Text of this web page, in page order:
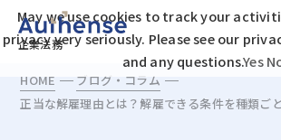
企業法務
HOME
ブログ・コラム
正当な解雇理由とは？解雇できる条件を種類ご
May we use cookies to track your
privacy very seriously. Please see our
and any questions.Yes